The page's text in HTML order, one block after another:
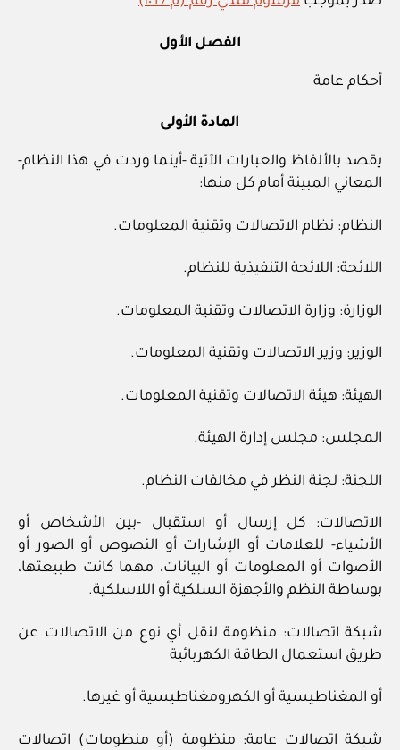
الفصل الأول
أحكام عامة
المادة الأولى
يقصد بالألفاظ والعبارات الآتية -أينما وردت في هذا النظام-
المعاني المبينة أمام كل منها:
النظام: نظام الاتصالات وتقنية المعلومات.
اللائحة: اللائحة التنفيذية للنظام.
الوزارة: وزارة الاتصالات وتقنية المعلومات.
الوزير: وزير الاتصالات وتقنية المعلومات.
الهيئة: هيئة الاتصالات وتقنية المعلومات.
المجلس: مجلس إدارة الهيئة.
اللجنة: لجنة النظر في مخالفات النظام.
الاتصالات: كل إرسال أو استقبال -بين الأشخاص أو
الأشياء- للعلامات أو الإشارات أو النصوص أو الصور أو
الأصوات أو المعلومات أو البيانات، مهما كانت طبيعتها،
بوساطة النظم والأجهزة السلكية أو اللاسلكية.
شبكة اتصالات: منظومة لنقل أي نوع من الاتصالات عن
طريق استعمال الطاقة الكهربائية
أو المغناطيسية أو الكهرومغناطيسية أو غيرها.
شبكة اتصالات عامة: منظومة (أو منظومات) اتصالات